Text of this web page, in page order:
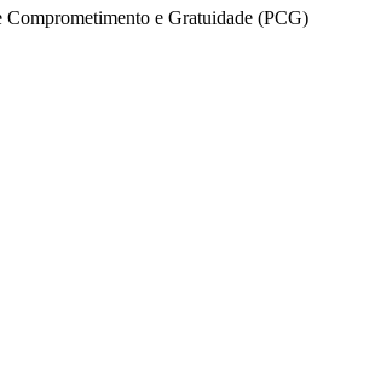
Comprometimento e Gratuidade (PCG)